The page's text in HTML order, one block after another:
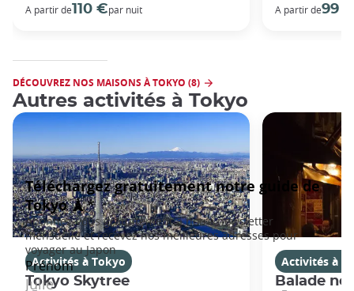
A partir de110 €par nuit A partir de99 €
DÉCOUVREZ NOS MAISONS À TOKYO (8)
Autres activités à Tokyo
Activités à Tokyo
Tokyo Skytree
Activités à
Balade